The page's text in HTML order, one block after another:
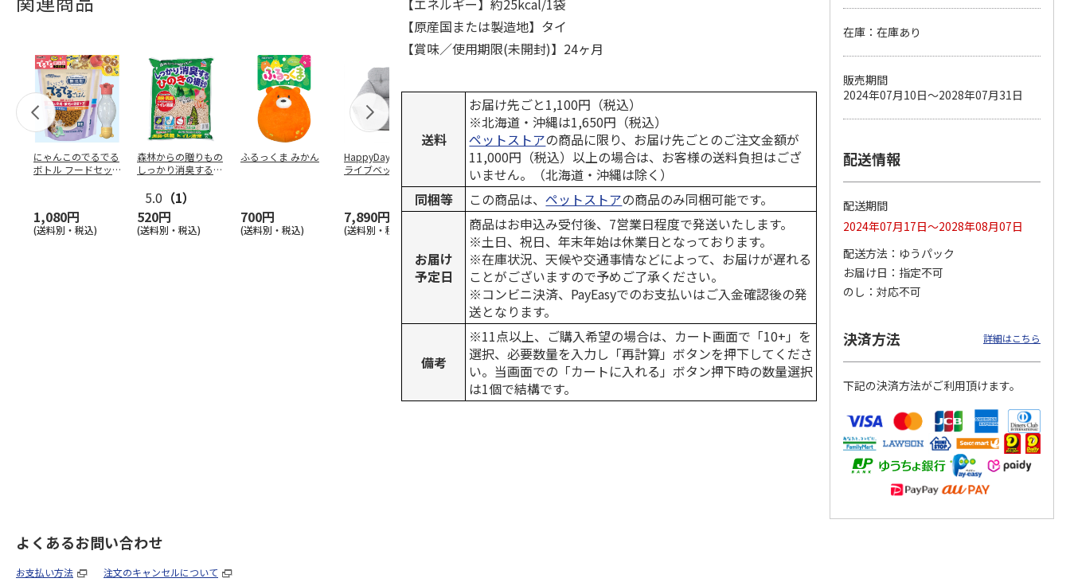
にゃんこのでるでる
ボトル フードセッ
1,080円
(送料別・税込)
森林からの贈りもの
しっかり消臭するひ
5.0 （1）
520円
(送料別・税込)
ふるっくま みかん
700円
(送料別・税込)
HappyDays 2wayド
ライブベッド グレ
7,890円
(送料別・税込)
獣医師開発 ニオイ
をとる砂専用 猫ト
イレ ナチュラルグ
レー
1,550円
(送料別・税込)
デオトイレ 飛び散
らない消臭・抗菌サ
ンド 4L
1,320円
(送料別・税込)
無添加良品 カムカ
ムデンタルコーン
ぐるぐるボーン型 S
…
470円
(送料別・税込)
銀のスプーン パウ
おに
120円
(送料別・税込)
ペット線香 虹のか
なた フルーティフ
ローラルの香り
590円
(送料別・税込)
100円
(送料別・税込)
【エネルギー】約25kcal/1袋
【原産国または製造地】タイ
【賞味／使用期限(未開封)】24ヶ月
送料
お届け先ごと1,100円（税込）
※北海道・沖縄は1,650円（税込）
ペットストアの商品に限り、お届け先ごとのご注文金額が
11,000円（税込）以上の場合は、お客様の送料負担はござ
いません。（北海道・沖縄は除く）
同梱等
この商品は、ペットストアの商品のみ同梱可能です。
お届け
予定日
商品はお申込み受付後、7営業日程度で発送いたします。
※土日、祝日、年末年始は休業日となっております。
※在庫状況、天候や交通事情などによって、お届けが遅れる
ことがございますので予めご了承ください。
※コンビニ決済、PayEasyでのお支払いはご入金確認後の発
送となります。
備考
※11点以上、ご購入希望の場合は、カート画面で「10+」を
選択、必要数量を入力し「再計算」ボタンを押下してくださ
い。当画面での「カートに入れる」ボタン押下時の数量選択
は1個で結構です。
在庫：在庫あり
販売期間
2024年07月10日～2028年07月31日
配送情報
配送期間
2024年07月17日～2028年08月07日
配送方法
ゆうパック
お届け日
指定不可
のし
対応不可
決済方法 詳細はこちら
下記の決済方法がご利用頂けます。
よくあるお問い合わせ
お支払い方法 注文のキャンセルについて